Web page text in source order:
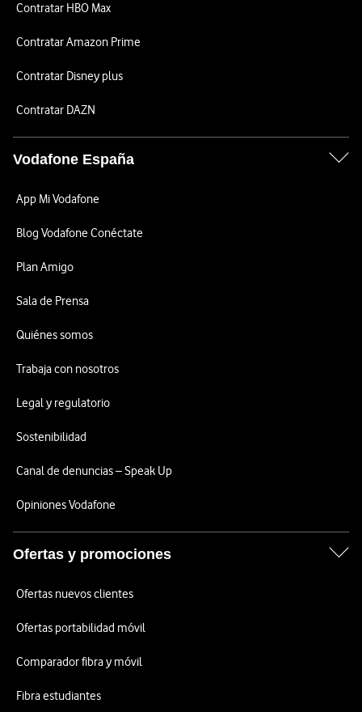
Contratar HBO Max
Contratar Amazon Prime
Contratar Disney plus
Contratar DAZN
Vodafone España
App Mi Vodafone
Blog Vodafone Conéctate
Plan Amigo
Sala de Prensa
Quiénes somos
Trabaja con nosotros
Legal y regulatorio
Sostenibilidad
Canal de denuncias – Speak Up
Opiniones Vodafone
Ofertas y promociones
Ofertas nuevos clientes
Ofertas portabilidad móvil
Comparador fibra y móvil
Fibra estudiantes